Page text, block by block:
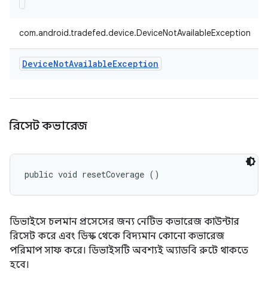
com.android.tradefed.device.DeviceNotAvailableException
DeviceNotAvailableException
রিসেট কভারেজ
public void resetCoverage ()
ডিভাইসে চলমান প্রসেসের জন্য নেটিভ কভারেজ কাউন্টার
রিসেট করে এবং ডিস্ক থেকে বিদ্যমান কোনো কভারেজ
পরিমাপ সাফ করে। ডিভাইসটি অবশ্যই অ্যাডবি রুটে থাকতে
হবে।